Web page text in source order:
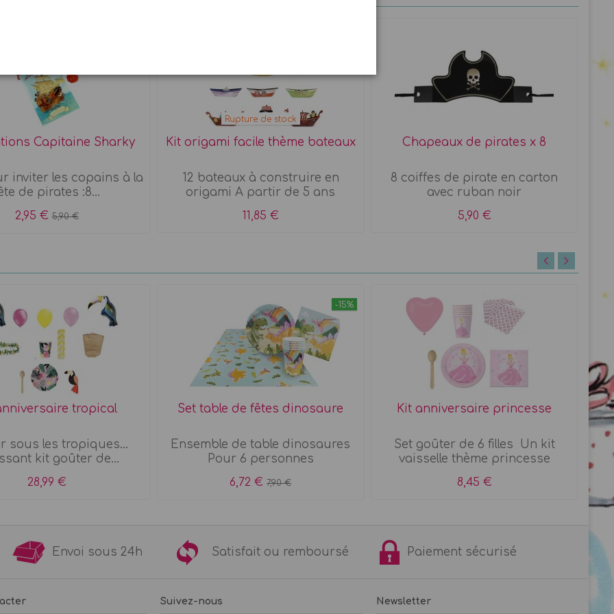
Capitaine Sharky
inviter les copains à la
de pirates :8...
2,95 €5,90 €
Rupture de stock
Kit origami facile thème bateaux
12 bateaux à construire en
origami A partir de 5 ans
11,85 €
Chapeaux de pirates x 8
8 coiffes de pirate en carton
avec ruban noir
5,90 €
tropical
sous les tropiques...
kit goûter de...
28,99 €
-15%
Set table de fêtes dinosaure
Ensemble de table dinosaures
Pour 6 personnes
6,72 € 7,90 €
Kit anniversaire princesse
Set goûter de 6 filles Un kit
vaisselle thème princesse
8,45 €
Envoi sous 24h Satisfait ou remboursé Paiement sécurisé
Suivez-nous Newsletter